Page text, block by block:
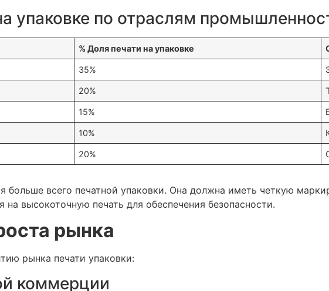
упаковке по отраслям
% Доля печати на упаковке
35%
20%
15%
10%
20%
всего печатной упаковки. Она должна иметь четкую
на высокоточную печать для обеспечения безопасности.
рынка
рынка печати упаковки:
коммерции